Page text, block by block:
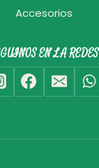
Accesorios
EN LA REDES